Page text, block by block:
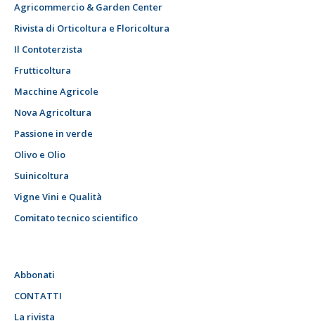
Agricommercio & Garden Center
Rivista di Orticoltura e Floricoltura
Il Contoterzista
Frutticoltura
Macchine Agricole
Nova Agricoltura
Passione in verde
Olivo e Olio
Suinicoltura
Vigne Vini e Qualità
Comitato tecnico scientifico
Abbonati
CONTATTI
La rivista